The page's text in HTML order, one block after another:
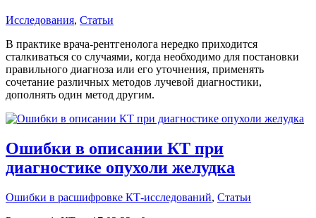
Исследования, Статьи
В практике врача-рентгенолога нередко приходится
сталкиваться со случаями, когда необходимо для постановки
правильного диагноза или его уточнения, применять
сочетание различных методов лучевой диагностики,
дополнять один метод другим.
Ошибки в описании КТ при
диагностике опухоли желудка
Ошибки в расшифровке КТ-исследований, Статьи